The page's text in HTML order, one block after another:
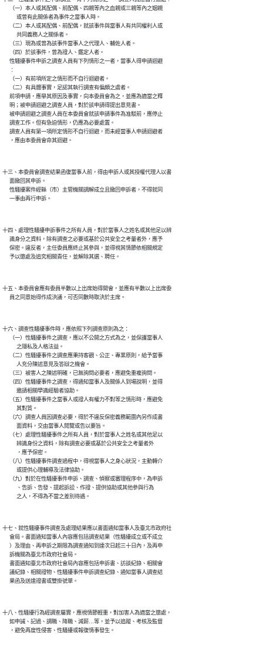
      （一）本人或其配偶、前配偶、四親等內之血親或三親等內之姻親
            或曾有此關係者為事件之當事人時。
      （二）本人或其配偶、前配偶，就該事件與當事人有共同權利人或
            共同義務人之關係者。
      （三）現為或曾為該事件當事人之代理人、輔佐人者。
      （四）於該事件，曾為證人、鑑定人者。
      性騷擾事件申訴之調查人員有下列情形之一者，當事人得申請迴避
      ︰
      （一）有前項所定之情形而不自行迴避者。
      （二）有具體事實，足認其執行調查有偏頗之虞者。
      前項申請，應舉其原因及事實，向本委員會為之，並應為適當之釋
      明；被申請迴避之調查人員，對於該申請得提出意見書。
      被申請迴避之調查人員在本委員會就該申請事件為准駁前，應停止
      調查工作。但有急迫情形，仍應為必要處置。
      調查人員有第一項所定情形不自行迴避，而未經當事人申請迴避者
十三、本委員會調查結果函復當事人前，得由申訴人或其授權代理人以書
      面撤回其申訴。
      性騷擾案件經縣（市）主管機關調解成立且撤回申訴者，不得就同
十四、處理性騷擾申訴事件之所有人員，對於當事人之姓名或其他足以辨
      識身分之資料，除有調查之必要或基於公共安全之考量者外，應予
      保密。違反者，主任委員應終止其參與，並得視其情節依相關規定
十五、本委員會應有委員半數以上出席始得開會，並應有半數以上出席委
十六、調查性騷擾事件時，應依照下列調查原則為之：
      （一）性騷擾事件之調查，應以不公開之方式為之，並保護當事人
            之隱私及人格法益。
      （二）性騷擾事件之調查應秉持客觀、公正、專業原則，給予當事
            人充分陳述意見及答辯之機會。
      （三）被害人之陳述明確，已無詢問必要者，應避免重複詢問。
      （四）性騷擾事件之調查，得通知當事人及關係人到場說明，並得
            邀請相關學識經驗者協助。
      （五）性騷擾事件之當事人或證人有權力不對等之情形時，應避免
            其對質。
      （六）調查人員因調查必要，得於不違反保密義務範圍內另作成書
            面資料，交由當事人閱覽或告以要旨。
      （七）處理性騷擾事件之所有人員，對於當事人之姓名或其他足以
            辨識身份之資料，除有調查必要或基於公共安全之考量者外
            ，應予保密。
      （八）性騷擾事件調查過程中，得視當事人之身心狀況，主動轉介
            或提供心理輔導及法律協助。
      （九）對於在性騷擾事件申訴、調查、偵察或審理程序中，為申訴
            、告訴、告發、提起訴訟、作證、提供協助或其他參與行為
十七、就性騷擾事件調查及處理結果應以書面通知當事人及臺北市政府社
      會局。書面通知當事人內容應包括調查結果（性騷擾成立或不成立
      ）及理由、再申訴之期限為調查通知到達次日起三十日內，及再申
      訴機關為臺北市政府社會局。
      書面通知臺北市政府社會局內容應包括申訴書、訪談紀錄、相關會
      議紀錄、相關證物、性騷擾事件申訴調查紀錄、通知當事人調查結
十八、性騷擾行為經調查屬實，應視情節輕重，對加害人為適當之懲處，
      如申誡、記過、調職、降職、減薪…等，並予以追蹤、考核及監督